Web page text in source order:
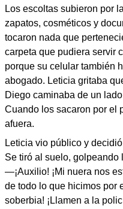
Los escoltas subieron por
zapatos, cosméticos y
tocaron nada que
carpeta que pudiera servir
porque su celular también
abogado. Leticia gritaba
Diego caminaba de un
Cuando los sacaron por el
afuera.
Leticia vio público y
Se tiró al suelo, golpeando
—¡Auxilio! ¡Mi nuera nos
de todo lo que hicimos por
soberbia! ¡Llamen a la